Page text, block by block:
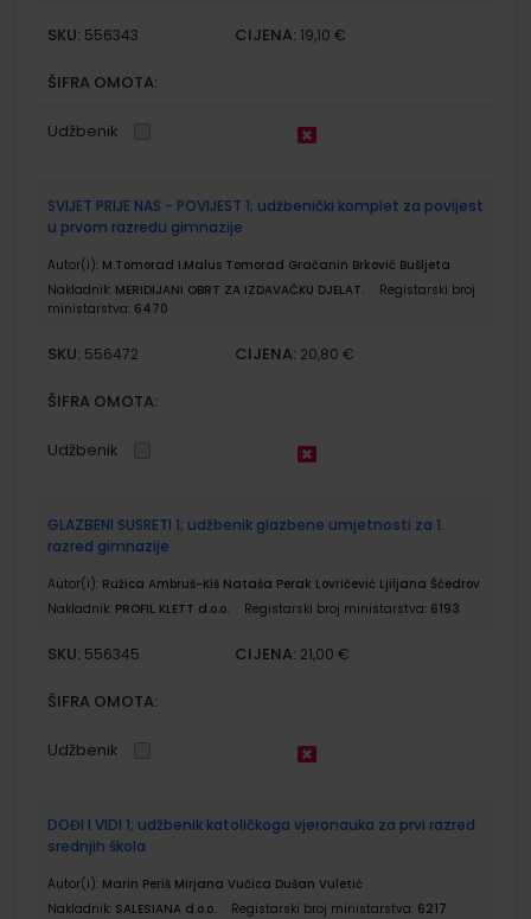
SKU: 556343 CIJENA: 19,10 €
ŠIFRA OMOTA:
Udžbenik
SVIJET PRIJE NAS - POVIJEST 1; udžbenički komplet za povijest
u prvom razredu gimnazije
Autor(i): M.Tomorad I.Malus Tomorad Gračanin Brković Bušljeta
Nakladnik: MERIDIJANI OBRT ZA IZDAVAČKU DJELAT.
Registarski broj
ministarstva: 6470
SKU: 556472 CIJENA: 20,80 €
ŠIFRA OMOTA:
Udžbenik
GLAZBENI SUSRETI 1; udžbenik glazbene umjetnosti za 1.
razred gimnazije
Autor(i): Ružica Ambruš-Kiš Nataša Perak Lovričević Ljiljana Ščedrov
Nakladnik: PROFIL KLETT d.o.o. Registarski broj ministarstva: 6193
SKU: 556345 CIJENA: 21,00 €
ŠIFRA OMOTA:
Udžbenik
DOĐI I VIDI 1; udžbenik katoličkoga vjeronauka za prvi razred
srednjih škola
Autor(i): Marin Periš Mirjana Vučica Dušan Vuletić
Nakladnik: SALESIANA d.o.o. Registarski broj ministarstva: 6217